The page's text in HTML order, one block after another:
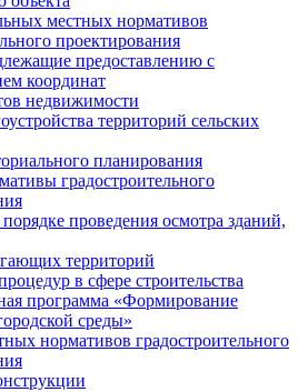
местных нормативов
проектирования
предоставлению с
координат
недвижимости
территорий сельских
планирования
градостроительного
проведения осмотра зданий,
территорий
в сфере строительства
программа «Формирование
среды»
нормативов градостроительного